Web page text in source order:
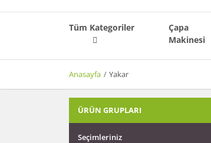
Tüm Kategoriler
Çapa
Makinesi
Anasayfa Yakar
ÜRÜN GRUPLARI
Seçimleriniz